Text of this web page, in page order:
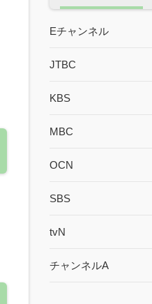
Eチャンネル
JTBC
KBS
MBC
OCN
SBS
tvN
チャンネルA